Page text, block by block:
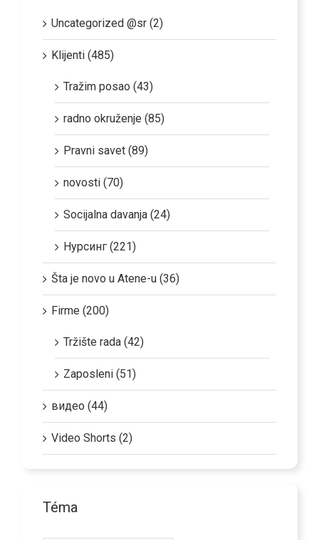
Uncategorized @sr (2)
Klijenti (485)
Tražim posao (43)
radno okruženje (85)
Pravni savet (89)
novosti (70)
Socijalna davanja (24)
Нурсинг (221)
Šta je novo u Atene-u (36)
Firme (200)
Tržište rada (42)
Zaposleni (51)
видео (44)
Video Shorts (2)
Téma